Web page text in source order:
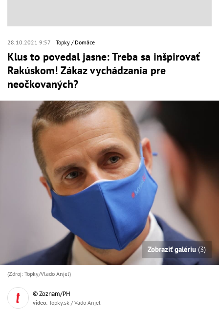
28.10.2021 9:57 Topky Domáce
Klus to povedal jasne: Treba sa inšpirovať
Rakúskom! Zákaz vychádzania pre
neočkovaných?
Zobraziť galériu (3)
(Zdroj: Topky/Vlado Anjel)
© Zoznam/PH
video: Topky.sk / Vado Anjel